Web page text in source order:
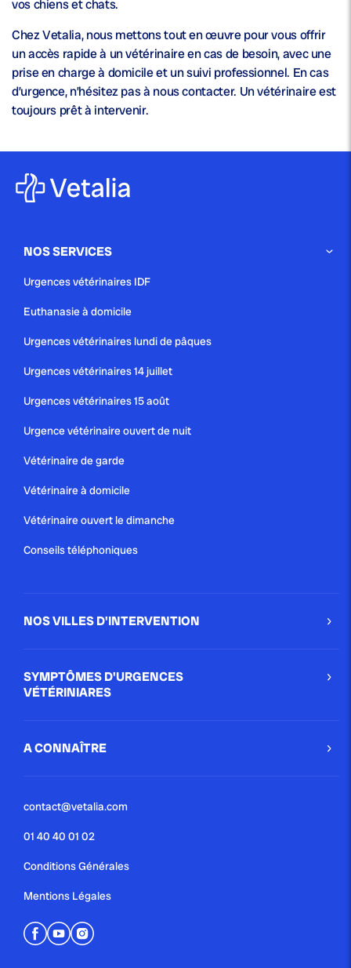
vos chiens et chats.
Chez Vetalia, nous mettons tout en œuvre pour vous offrir
un accès rapide à un vétérinaire en cas de besoin, avec une
prise en charge à domicile et un suivi professionnel. En cas
d’urgence, n’hésitez pas à nous contacter. Un vétérinaire est
toujours prêt à intervenir.
NOS SERVICES
Urgences vétérinaires IDF
Euthanasie à domicile
Urgences vétérinaires lundi de pâques
Urgences vétérinaires 14 juillet
Urgences vétérinaires 15 août
Urgence vétérinaire ouvert de nuit
Vétérinaire de garde
Vétérinaire à domicile
Vétérinaire ouvert le dimanche
Conseils téléphoniques
NOS VILLES D'INTERVENTION
SYMPTÔMES D'URGENCES
VÉTÉRINIARES
A CONNAÎTRE
contact@vetalia.com
01 40 40 01 02
Conditions Générales
Mentions Légales